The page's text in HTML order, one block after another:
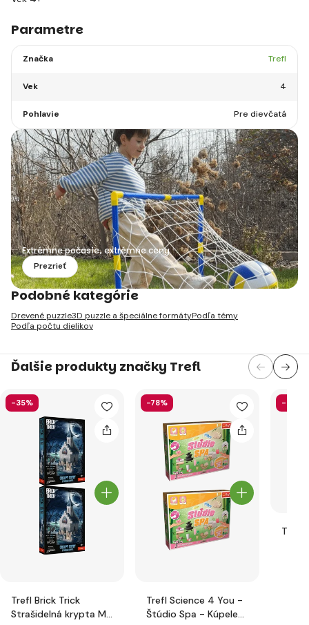
Parametre
Značka Trefl
Vek 4
Pohlavie Pre dievčatá
Extrémne počasie, extrémne ceny
Prezrieť
Podobné kategórie
Drevené puzzle3D puzzle a špeciálne formátyPodľa témy
Podľa počtu dielikov
Ďalšie produkty značky Trefl
-35%
Trefl Brick Trick
Strašidelná krypta M
-78%
Trefl Science 4 You -
Štúdio Spa - Kúpele
-47%
Trefl